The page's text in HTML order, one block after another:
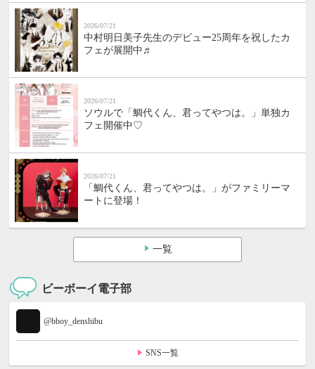
2026/07/21
中村明日美子先生のデビュー25周年を祝したカ
フェが展開中♬
2026/07/21
ソウルで「鯛代くん、君ってやつは。」単独カ
フェ開催中♡
2026/07/21
「鯛代くん、君ってやつは。」がファミリーマ
ートに登場！
一覧
ビーボーイ電子部
@bboy_denshibu
SNS一覧